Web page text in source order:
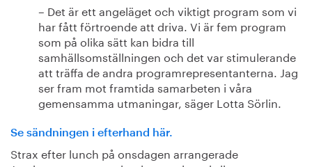
– Det är ett angeläget och viktigt program som vi
har fått förtroende att driva Vi är fem program
som på olika sätt kan bidra till
samhällsomställningen och det var stimulerande
att träffa de andra programrepresentanterna. Jag
serfram mot framtida samarbeten i våra
gemensamma utmaningar, säger Lotta Sörlin.
Se sändningen i efterhand här.
Strax efter lunch på onsdagen arrangerade